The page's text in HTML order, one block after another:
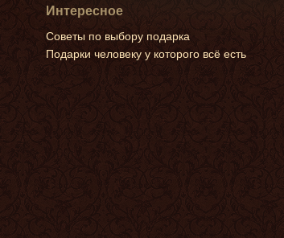
Интересное
Советы по выбору подарка
Подарки человеку у которого всё есть